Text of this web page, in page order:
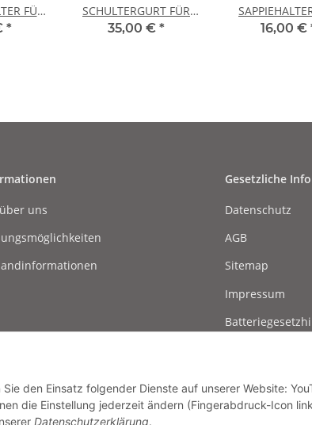
den Einsatz folgender Dienste auf unserer Website:
die Einstellung jederzeit ändern (Fingerabdruck-Icon
Datenschutzerklärung.
FÜR
*
SCHULTERGURT FÜR
FORSTGURT
35,00 € * 16,00 €
uns
Gesetzliche
Datenschutz
AGB
Sitemap
Impressum